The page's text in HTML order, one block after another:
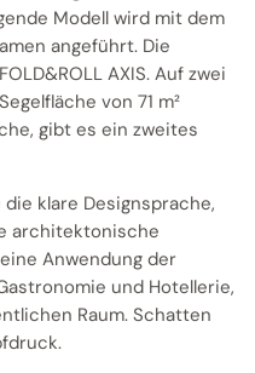
Modell wird mit dem
angeführt. Die
AXIS. Auf zwei
von 71 m²
gibt es ein zweites
klare Designsprache,
architektonische
Anwendung der
und Hotellerie,
Raum. Schatten